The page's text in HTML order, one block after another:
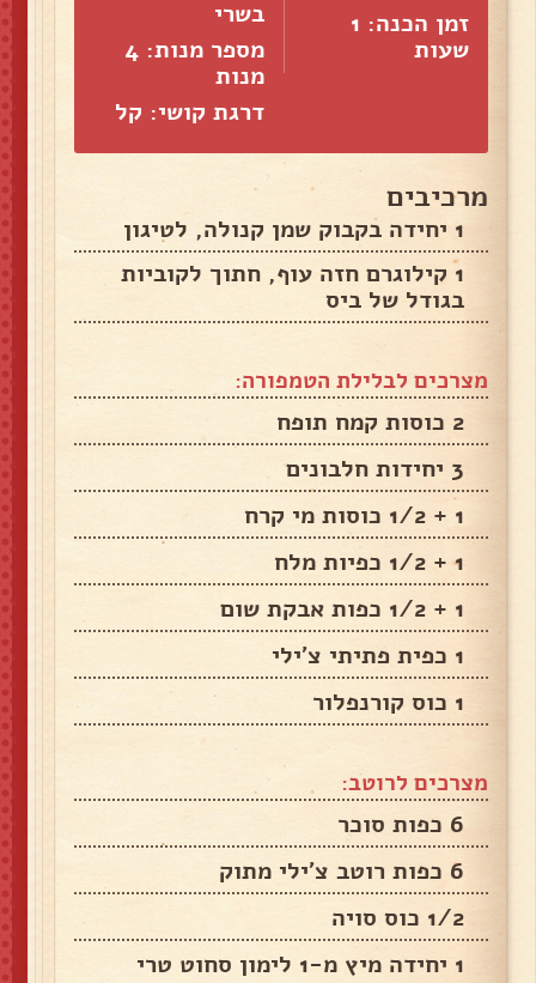
זמן הכנה: 1
שעות
בשרי
מספר מנות: 4
מנות
דרגת קושי: קל
מרכיבים
1 יחידה בקבוק שמן קנולה, לטיגון
1 קילוגרם חזה עוף, חתוך לקוביות
בגודל של ביס
מצרכים לבלילת הטמפורה:
2 כוסות קמח תופח
3 יחידות חלבונים
1 + 1/2 כוסות מי קרח
1 + 1/2 כפיות מלח
1 + 1/2 כפות אבקת שום
1 כפית פתיתי צ'ילי
1 כוס קורנפלור
מצרכים לרוטב:
6 כפות סוכר
6 כפות רוטב צ'ילי מתוק
1/2 כוס סויה
1 יחידה מיץ מ-1 לימון סחוט טרי